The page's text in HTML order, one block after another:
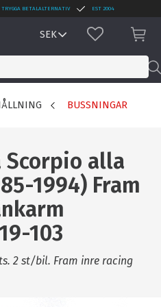
TRYGGA BETALALTERNATIV EST 2004
FAVORITER
BUSSNINGAR
Scorpio alla
1994) Fram
103
2 st/bil. Fram inre racing